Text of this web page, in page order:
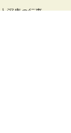
卜深庵の行事